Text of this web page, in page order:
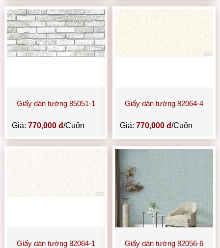
Giấy dán tường 85051-1
Giá:770,000 đ/Cuộn
Giấy dán tường 82064-4
Giá: 770,000 đ/Cuộn
Giấy dán tường 82064-1 Giấy dán tường 82056-6